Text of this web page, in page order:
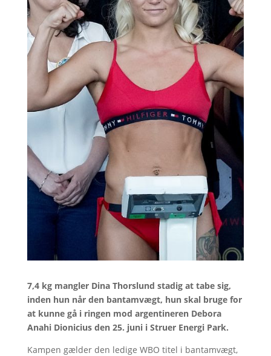
7,4 kg mangler Dina Thorslund stadig at tabe sig,
inden hun når den bantamvægt, hun skal bruge for
at kunne gå i ringen mod argentineren Debora
Anahi Dionicius den 25. juni i Struer Energi Park.
Kampen gælder den ledige WBO titel i bantamvægt,